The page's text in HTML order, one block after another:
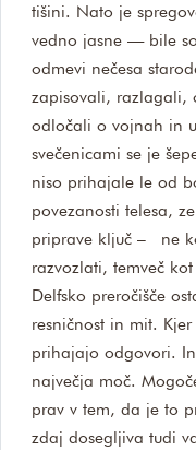
tišini. Nato je
vedno jasne — bile
odmevi nečesa
zapisovali, razlagali,
odločali o vojnah in
svečenicami se je
niso prihajale le od
povezanosti telesa,
priprave ključ – ne
razvozlati, temveč
Delfsko preročišče
resničnost in mit.
prihajajo odgovori.
največja moč.
prav v tem, da je to
zdaj dosegljiva tudi